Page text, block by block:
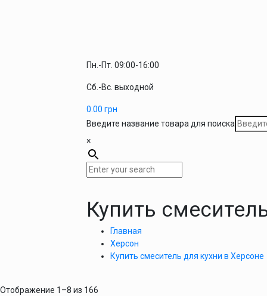
Пн.-Пт. 09:00-16:00
Сб.-Вс. выходной
0.00 грн
Введите название товара для поиска
×
Купить
Главная
Херсон
Купить смеситель для кухни в Херсоне
Отображение 1–8 из 166